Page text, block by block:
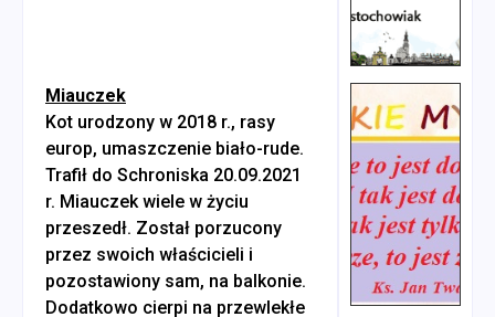
Miauczek
Kot urodzony w 2018 r., rasy
europ, umaszczenie biało-rude.
Trafił do Schroniska 20.09.2021
r. Miauczek wiele w życiu
przeszedł. Został porzucony
przez swoich właścicieli i
pozostawiony sam, na balkonie.
Dodatkowo cierpi na przewlekłe